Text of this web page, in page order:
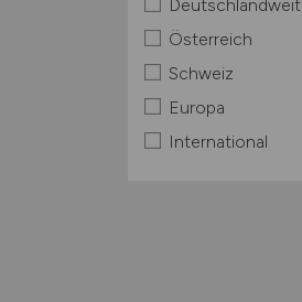
Deutschlandweit
Österreich
Schweiz
Europa
International